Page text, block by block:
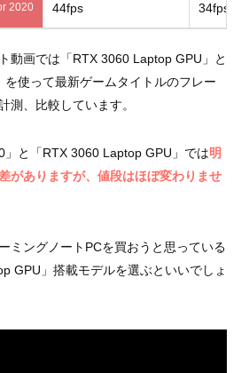
2020 44fps 34fps
動画では「RTX 3060 Laptop GPU」と
使って最新ゲームタイトルのフレー
測、比較しています。
」と「RTX 3060 Laptop GPU」では明
がありますが、値段はほぼ変わりませ
ミングノートPCを買おうと思っている
GPU」搭載モデルを選ぶといいでしょ